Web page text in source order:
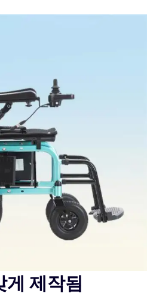
게 제작됨